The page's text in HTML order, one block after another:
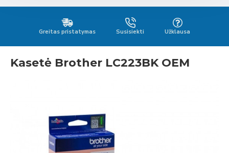
Greitas pristatymas Susisiekti Užklausa
Kasetė Brother LC223BK OEM